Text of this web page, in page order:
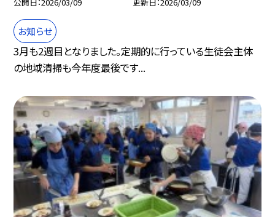
お知らせ
3月も2週目となりました。定期的に行っている生徒会主体
の地域清掃も今年度最後です...